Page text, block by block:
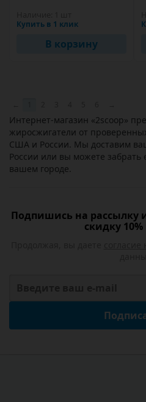
Купить в 1 клик
В корзину
Интернет-магазин «2scoop»
жиросжигатели от
США и России. Мы доставим
России или вы можете забрать
вашем городе.
Подпишись на рассылку
скидку